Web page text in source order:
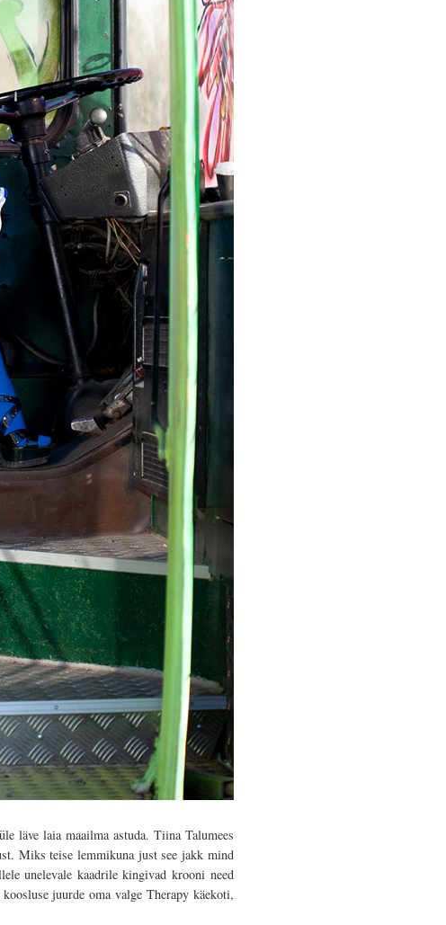
läve laia maailma astuda. Tiina Talumees
Miks teise lemmikuna just see jakk mind
unelevale kaadrile kingivad krooni need
juurde oma valge Therapy käekoti,